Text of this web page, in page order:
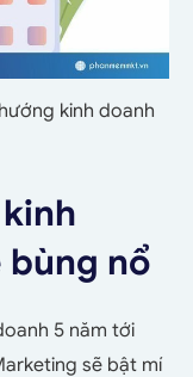
kinh doanh
bùng nổ
5 năm tới
sẽ bật mí